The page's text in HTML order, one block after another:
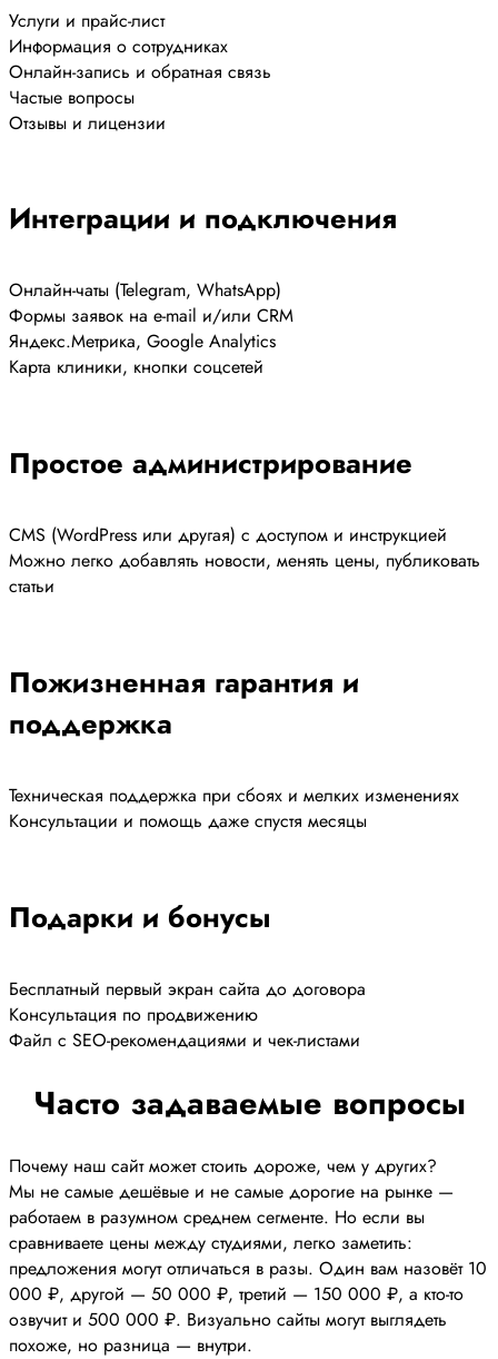
Услуги и прайс-лист
Информация о сотрудниках
Онлайн-запись и обратная связь
Частые вопросы
Отзывы и лицензии
Интеграции и подключения
Онлайн-чаты (Telegram, WhatsApp)
Формы заявок на e-mail и/или CRM
Яндекс.Метрика, Google Analytics
Карта клиники, кнопки соцсетей
Простое администрирование
CMS (WordPress или другая) с доступом и инструкцией
Можно легко добавлять новости, менять цены, публиковать
статьи
Пожизненная гарантия и
поддержка
Техническая поддержка при сбоях и мелких изменениях
Консультации и помощь даже спустя месяцы
Подарки и бонусы
Бесплатный первый экран сайта до договора
Консультация по продвижению
Файл с SEO-рекомендациями и чек-листами
Часто задаваемые вопросы
Почему наш сайт может стоить дороже, чем у других?
Мы не самые дешёвые и не самые дорогие на рынке —
работаем в разумном среднем сегменте. Но если вы
сравниваете цены между студиями, легко заметить:
предложения могут отличаться в разы. Один вам назовёт 10
000 ₽, другой — 50 000 ₽, третий — 150 000 ₽, а кто-то
озвучит и 500 000 ₽. Визуально сайты могут выглядеть
похоже, но разница — внутри.